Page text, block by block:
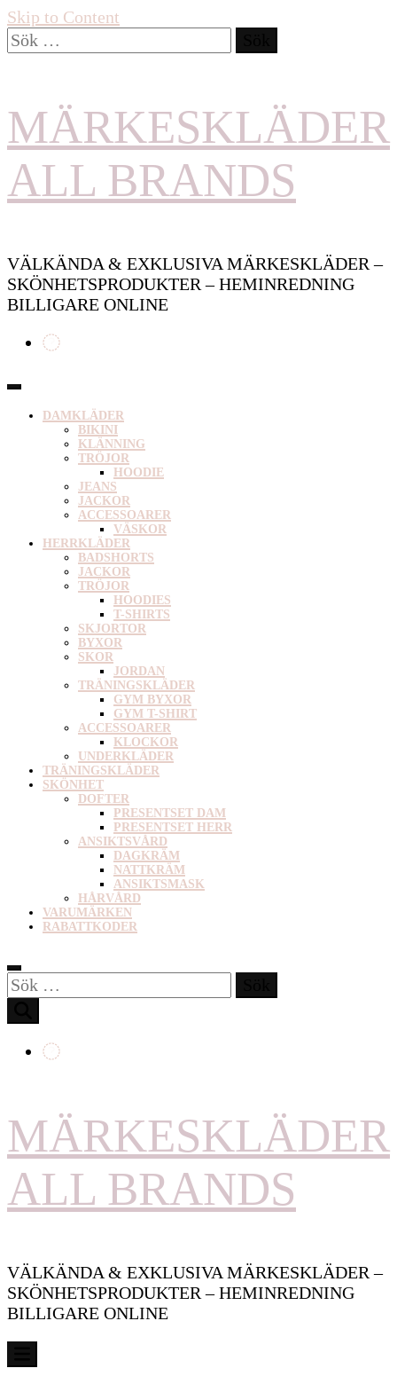
Skip to Content
Sök
efter:
MÄRKESKLÄDER
ALL BRANDS
VÄLKÄNDA & EXKLUSIVA MÄRKESKLÄDER –
SKÖNHETSPRODUKTER – HEMINREDNING
BILLIGARE ONLINE
DAMKLÄDER
BIKINI
KLÄNNING
TRÖJOR
HOODIE
JEANS
JACKOR
ACCESSOARER
VÄSKOR
HERRKLÄDER
BADSHORTS
JACKOR
TRÖJOR
HOODIES
T-SHIRTS
SKJORTOR
BYXOR
SKOR
JORDAN
TRÄNINGSKLÄDER
GYM BYXOR
GYM T-SHIRT
ACCESSOARER
KLOCKOR
UNDERKLÄDER
TRÄNINGSKLÄDER
SKÖNHET
DOFTER
PRESENTSET DAM
PRESENTSET HERR
ANSIKTSVÅRD
DAGKRÄM
NATTKRÄM
ANSIKTSMASK
HÅRVÅRD
VARUMÄRKEN
RABATTKODER
Sök
efter:
MÄRKESKLÄDER
ALL BRANDS
VÄLKÄNDA & EXKLUSIVA MÄRKESKLÄDER –
SKÖNHETSPRODUKTER – HEMINREDNING
BILLIGARE ONLINE